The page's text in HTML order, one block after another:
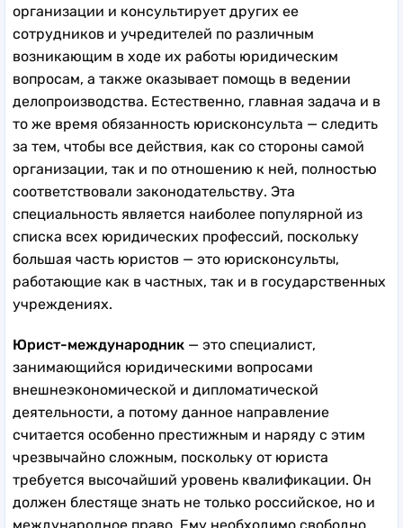
организации и консультирует других ее
сотрудников и учредителей по различным
возникающим в ходе их работы юридическим
вопросам, а также оказывает помощь в ведении
делопроизводства. Естественно, главная задача и в
то же время обязанность юрисконсульта — следить
за тем, чтобы все действия, как со стороны самой
организации, так и по отношению к ней, полностью
соответствовали законодательству. Эта
специальность является наиболее популярной из
списка всех юридических профессий, поскольку
большая часть юристов — это юрисконсульты,
работающие как в частных, так и в государственных
учреждениях.
Юрист-международник — это специалист,
занимающийся юридическими вопросами
внешнеэкономической и дипломатической
деятельности, а потому данное направление
считается особенно престижным и наряду с этим
чрезвычайно сложным, поскольку от юриста
требуется высочайший уровень квалификации. Он
должен блестяще знать не только российское, но и
международное право. Ему необходимо свободно